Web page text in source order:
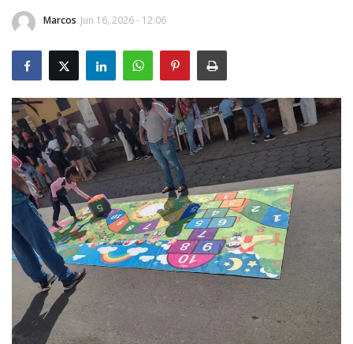
Polícia/Acidente
Viçosa
Cultura
UFV
Oportunidade
Sua Cidade
Tempo
Saúde
Marcos Jun 16, 2026 - 12:06